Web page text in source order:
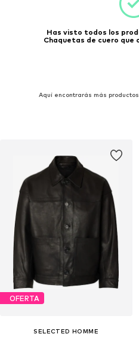
Has visto todos los
Chaquetas de cuero que
Aquí encontrarás más
OFERTA
SELECTED HOMME